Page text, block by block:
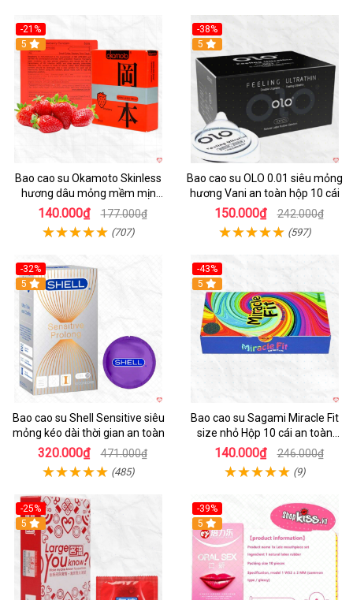
-21%
Hot
5
Bao cao su Okamoto Skinless
hương dâu mỏng mềm mịn
quyến rũ
140.000₫ 177.000₫
(707)
-38%
5
Bao cao su OLO 0.01 siêu mỏng
hương Vani an toàn hộp 10 cái
150.000₫ 242.000₫
(597)
-32%
5
Bao cao su Shell Sensitive siêu
mỏng kéo dài thời gian an toàn
320.000₫ 471.000₫
(485)
-43%
Hot
5
Bao cao su Sagami Miracle Fit
size nhỏ Hộp 10 cái an toàn
mềm mịn
140.000₫ 246.000₫
(9)
-25%
Hot
5
-39%
Hot
5